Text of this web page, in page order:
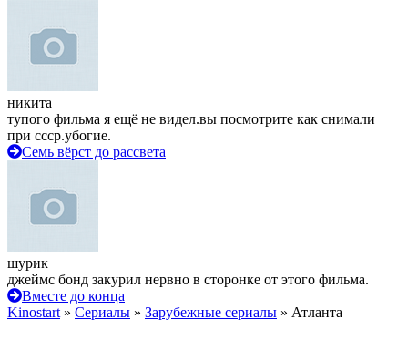
никита
тупого фильма я ещё не видел.вы посмотрите как снимали
при ссср.убогие.
Семь вёрст до рассвета
шурик
джеймс бонд закурил нервно в сторонке от этого фильма.
Вместе до конца
Kinostart » Сериалы » Зарубежные сериалы » Атланта